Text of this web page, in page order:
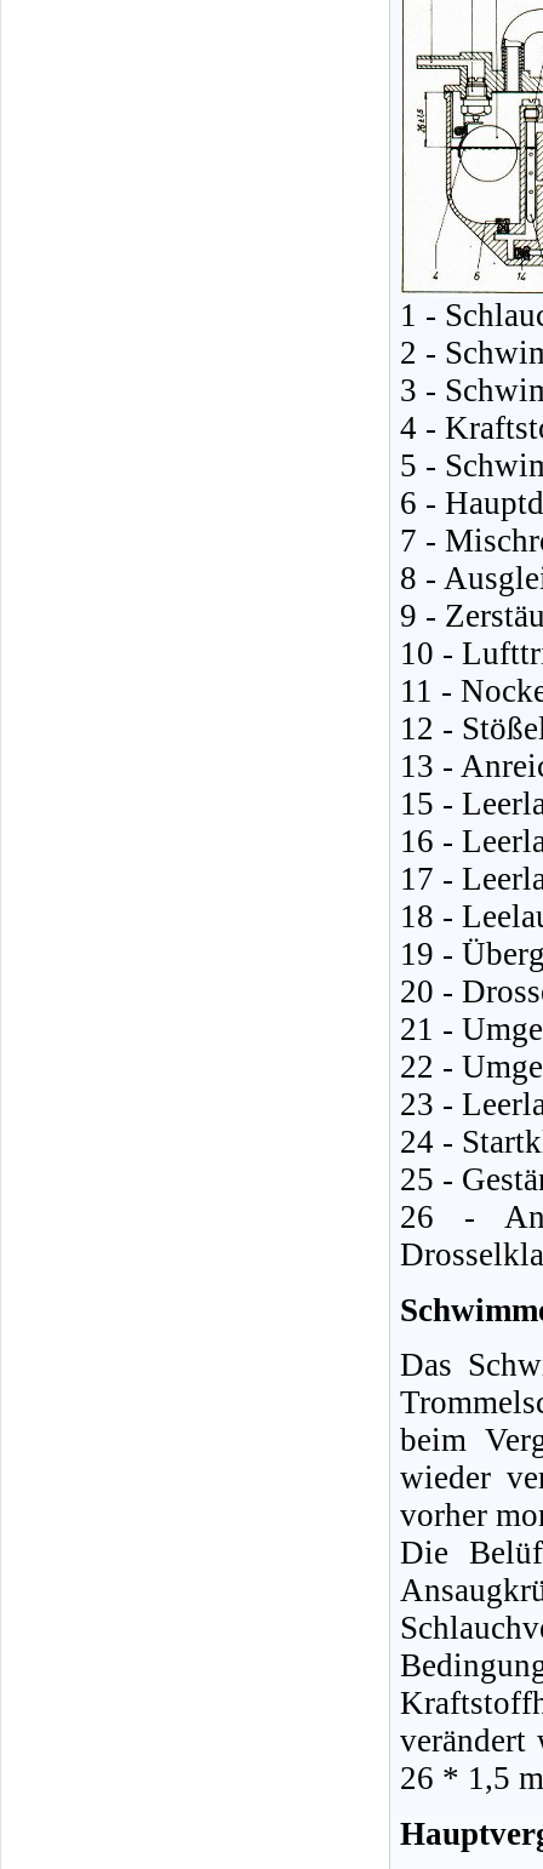
1 -
2 -
3 -
4 -
5 -
6 -
7 -
8 -
9 -
10 -
11 -
12 -
13 -
15 -
16 -
17 -
18 -
19 -
20 -
21 -
22 -
23 -
24 -
25 -
26 -
Das
beim
wieder
vorher
Die
26 * 1,5